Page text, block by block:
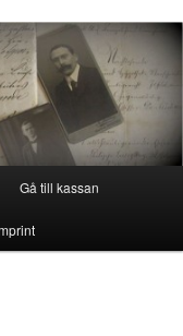
Gå till kassan